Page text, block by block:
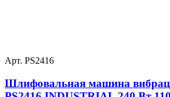
Арт. PS2416
Шлифовальная машина